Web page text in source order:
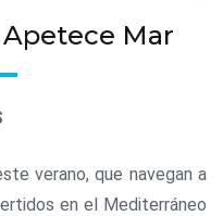
Apetece Mar
verano, que navegan a
en el Mediterráneo